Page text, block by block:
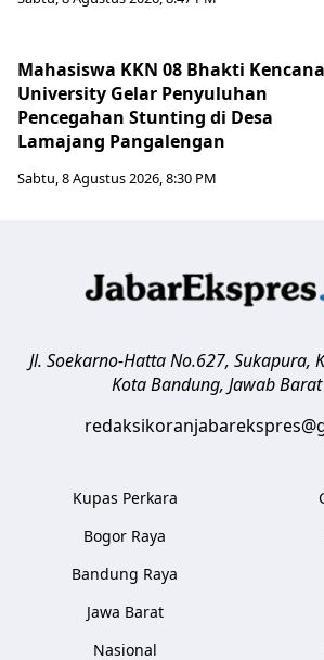
Mahasiswa KKN 08 Bhakti Kencana
University Gelar Penyuluhan
Pencegahan Stunting di Desa
Lamajang Pangalengan
Sabtu, 8 Agustus 2026, 8:30 PM
Jl. Soekarno-Hatta No.627, Sukapura,
Kota Bandung, Jawab Barat
Kupas Perkara
Bogor Raya
Bandung Raya
Jawa Barat
Nasional